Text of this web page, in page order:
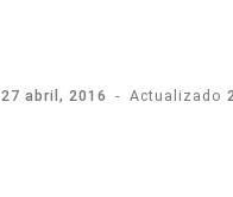
27 abril, 2016 - Actualizado